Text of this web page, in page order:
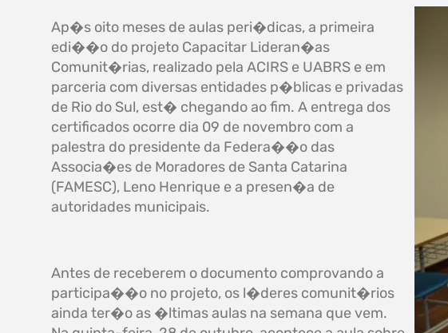
Ap�s oito meses de aulas peri�dicas, a primeira
edi��o do projeto Capacitar Lideran�as
Comunit�rias, realizado pela ACIRS e UABRS e em
parceria com diversas entidades p�blicas e privadas
de Rio do Sul, est� chegando ao fim. A entrega dos
certificados ocorre dia 09 de novembro com a
palestra do presidente da Federa��o das
Associa�es de Moradores de Santa Catarina
(FAMESC), Leno Henrique e a presen�a de
autoridades municipais.
Antes de receberem o documento comprovando a
participa��o no projeto, os l�deres comunit�rios
ainda ter�o as �ltimas aulas na semana que vem.